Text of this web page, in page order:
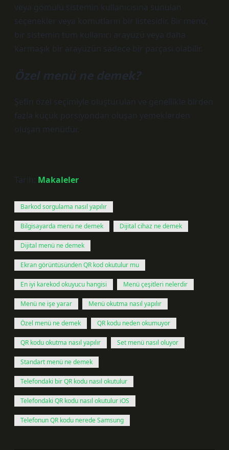
veya gömülü sistemin kullanıcısına sunulan
seçenekler veya komutların bir listesidir. Bir menü,
bir sistemin tüm kullanıcı arayüzü veya daha
karmaşık bir arayüzün sadece bir parçası olabilir.
Özel menü ne demek?
Şefin özel seçimiyle oluşturulan ve genellikle birden
fazla küçük porsiyondan oluşan yemeklerden
oluşan menüdür.
Tarih: Makaleler
Barkod sorgulama nasıl yapılır
Bilgisayarda menü ne demek Dijital cihaz ne demek
Dijital menü ne demek
Ekran görüntüsünden QR kod okutulur mu
En iyi karekod okuyucu hangisi Menü çeşitleri nelerdir
Menü ne işe yarar Menü okutma nasıl yapılır
Özel menü ne demek QR kodu neden okumuyor
QR kodu okutma nasıl yapılır Set menü nasıl oluyor
Standart menü ne demek
Telefondaki bir QR kodu nasıl okutulur
Telefondaki QR kodu nasıl okutulur iOS
Telefonun QR kodu nerede Samsung